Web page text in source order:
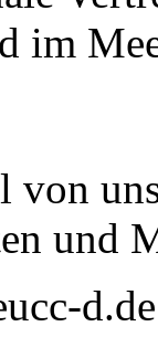
im
von
und
d.de